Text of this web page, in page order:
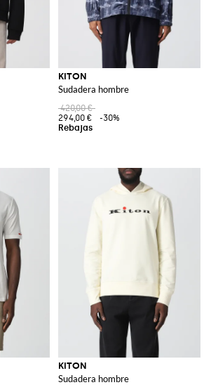
KITON
Sudadera hombre
420,00 €
294,00 €
-30%
KITON
Sudadera hombre